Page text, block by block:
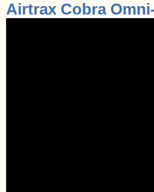
Airtrax Cobra